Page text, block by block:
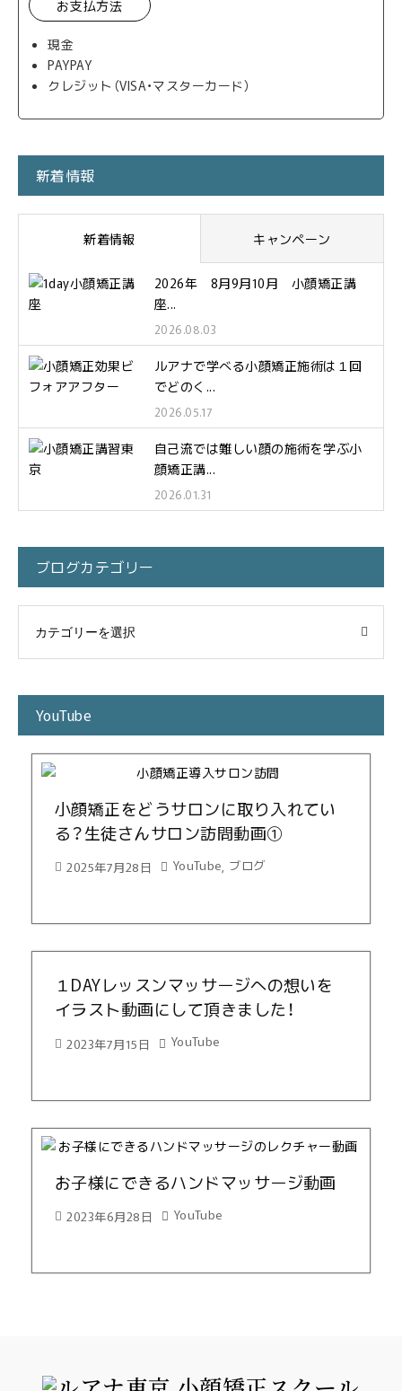
お支払方法
現金
PAYPAY
クレジット（VISA・マスターカード）
新着情報
新着情報 キャンペーン
2026年 8月9月10月 小顔矯正講
座...
2026.08.03
ルアナで学べる小顔矯正施術は１回
でどのく...
2026.05.17
自己流では難しい顔の施術を学ぶ小
顔矯正講...
2026.01.31
ブログカテゴリー
YouTube
小顔矯正をどうサロンに取り入れてい
る？生徒さんサロン訪問動画①
2025年7月28日 YouTube, ブログ
１DAYレッスンマッサージへの想いを
イラスト動画にして頂きました！
2023年7月15日 YouTube
お子様にできるハンドマッサージ動画
2023年6月28日 YouTube